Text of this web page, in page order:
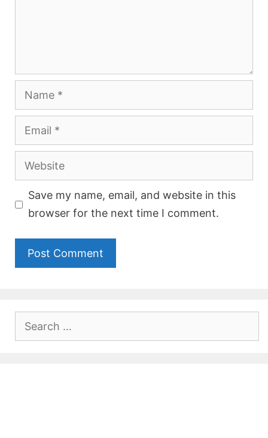
Name
Email
Website
Save my name, email, and website in this
browser for the next time I comment.
Search
for: